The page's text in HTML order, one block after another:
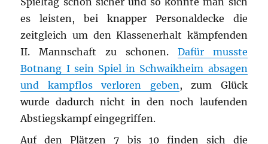
es leisten, bei knapper Personaldecke die
zeitgleich um den Klassenerhalt kämpfenden
II. Mannschaft zu schonen. Dafür musste
Botnang I sein Spiel in Schwaikheim absagen
und kampflos verloren geben, zum Glück
wurde dadurch nicht in den noch laufenden
Abstiegskampf eingegriffen.
Auf den Plätzen 7 bis 10 finden sich die